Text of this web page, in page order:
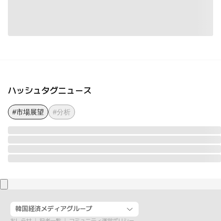
ハッシュタグニュース
#市場展望 #分析
韓国経済メディアグループ